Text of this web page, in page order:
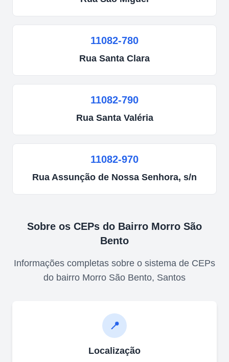
11082-780
Rua Santa Clara
11082-790
Rua Santa Valéria
11082-970
Rua Assunção de Nossa Senhora, s/n
Sobre os CEPs do Bairro Morro São
Bento
Informações completas sobre o sistema de CEPs
do bairro Morro São Bento, Santos
📍
Localização